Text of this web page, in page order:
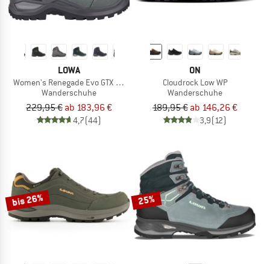
LOWA
Women's Renegade Evo GTX Mid
Wanderschuhe
229,95 € ab 183,96 €
4,7(44)
ON
Cloudrock Low WP
Wanderschuhe
189,95 € ab 146,26 €
3,9(12)
bis 26% 25%